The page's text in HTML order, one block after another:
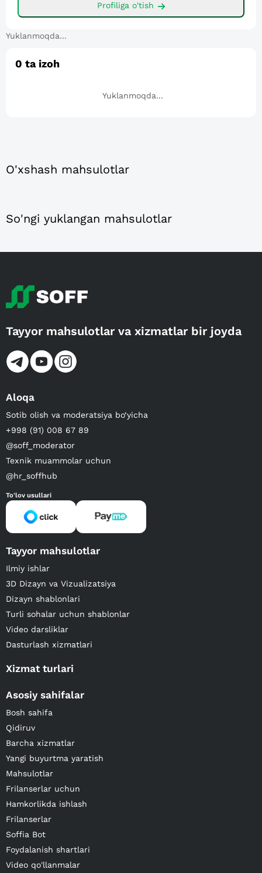
Profiliga o'tish
Yuklanmoqda...
0 ta izoh
Yuklanmoqda...
O'xshash mahsulotlar
So'ngi yuklangan mahsulotlar
Tayyor mahsulotlar va xizmatlar bir joyda
Aloqa
Sotib olish va moderatsiya bo‘yicha
+998 (91) 008 67 89
@soff_moderator
Texnik muammolar uchun
@hr_soffhub
To'lov usullari
Tayyor mahsulotlar
Ilmiy ishlar
3D Dizayn va Vizualizatsiya
Dizayn shablonlari
Turli sohalar uchun shablonlar
Video darsliklar
Dasturlash xizmatlari
Xizmat turlari
Asosiy sahifalar
Bosh sahifa
Qidiruv
Barcha xizmatlar
Yangi buyurtma yaratish
Mahsulotlar
Frilanserlar uchun
Hamkorlikda ishlash
Frilanserlar
Soffia Bot
Foydalanish shartlari
Video qo'llanmalar